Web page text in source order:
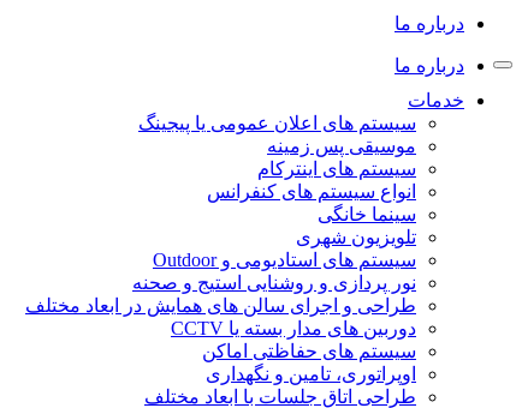
درباره ما
درباره ما
خدمات
سیستم های اعلان عمومی یا پیجینگ
موسیقی پس زمینه
سیستم های اینترکام
انواع سیستم های کنفرانس
سینما خانگی
تلویزیون شهری
سیستم های استادیومی و Outdoor
نور پردازی و روشنایی استیج و صحنه
طراحی و اجرای سالن های همایش در ابعاد مختلف
دوربین های مدار بسته یا CCTV
سیستم های حفاظتی اماکن
اوپراتوری، تامین و نگهداری
طراحی اتاق جلسات با ابعاد مختلف